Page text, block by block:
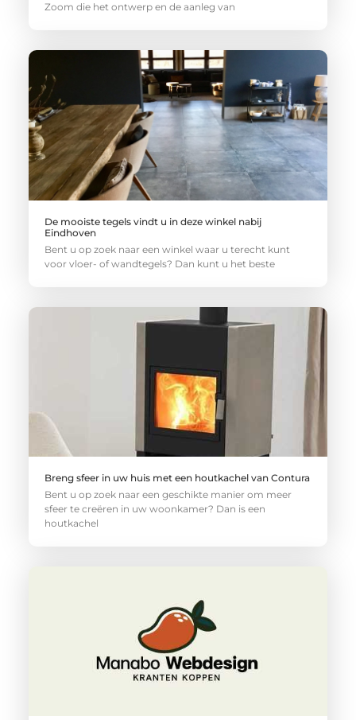
Zoom die het ontwerp en de aanleg van
De mooiste tegels vindt u in deze winkel nabij
Eindhoven
Bent u op zoek naar een winkel waar u terecht kunt
voor vloer- of wandtegels? Dan kunt u het beste
Breng sfeer in uw huis met een houtkachel van Contura
Bent u op zoek naar een geschikte manier om meer
sfeer te creëren in uw woonkamer? Dan is een
houtkachel